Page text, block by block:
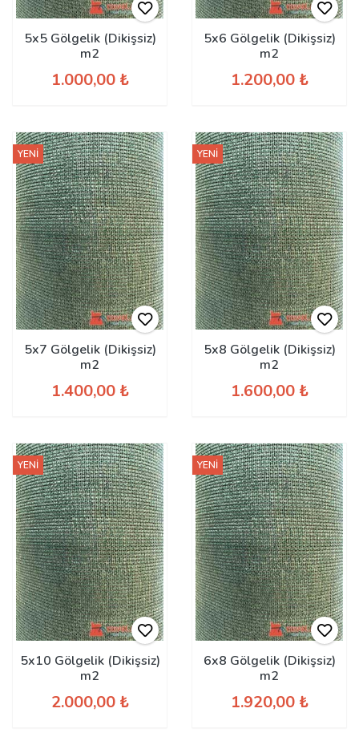
5x5 Gölgelik (Dikişsiz)
m2
1.000,00 ₺
5x6 Gölgelik (Dikişsiz)
m2
1.200,00 ₺
5x7 Gölgelik (Dikişsiz)
m2
1.400,00 ₺
YENİ
5x8 Gölgelik (Dikişsiz)
m2
1.600,00 ₺
YENİ
5x10 Gölgelik (Dikişsiz)
m2
2.000,00 ₺
YENİ
6x8 Gölgelik (Dikişsiz)
m2
1.920,00 ₺
YENİ